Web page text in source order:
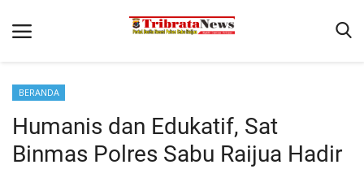
Home
Terms & Conditions
BERANDA
Humanis dan Edukatif, Sat
Binmas Polres Sabu Raijua Hadir